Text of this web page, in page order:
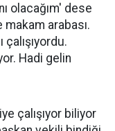
olacağım' dese
arabası.
Hadi gelin
çalışıyor biliyor